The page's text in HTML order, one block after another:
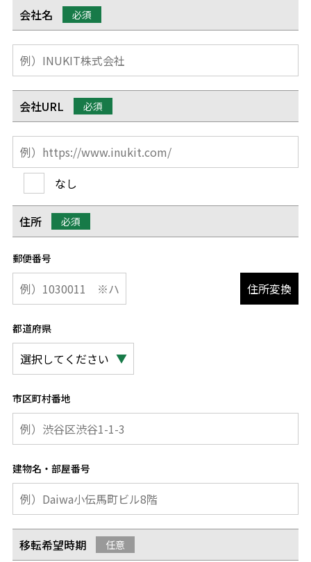
会社名 必須
会社URL 必須
なし
住所 必須
郵便番号
住所変換
都道府県
市区町村番地
建物名・部屋番号
移転希望時期 任意